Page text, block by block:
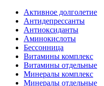
Активное долголетие
Антидепрессанты
Антиоксиданты
Аминокислоты
Бессонница
Витамины комплекс
Витамины отдельные
Минералы комплекс
Минералы отдельные